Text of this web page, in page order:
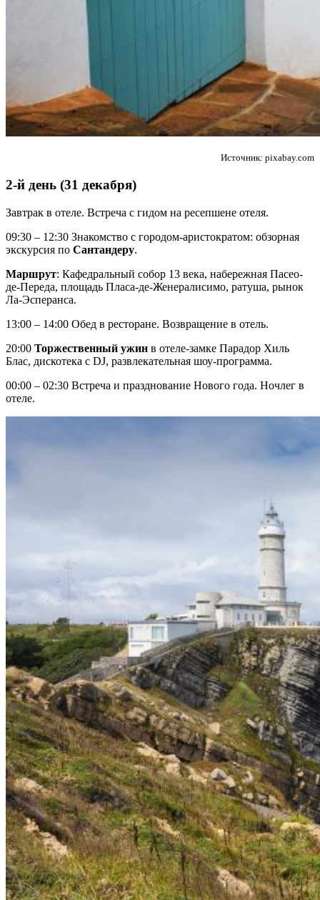
Источник: pixabay.com
2-й день (31 декабря)
Завтрак в отеле. Встреча с гидом на ресепшене отеля.
09:30 – 12:30 Знакомство с городом-аристократом: обзорная
экскурсия по Сантандеру.
Маршрут: Кафедральный собор 13 века, набережная Пасео-
де-Переда, площадь Пласа-де-Женералисимо, ратуша, рынок
Ла-Эсперанса.
13:00 – 14:00 Обед в ресторане. Возвращение в отель.
20:00 Торжественный ужин в отеле-замке Парадор Хиль
Блас, дискотека с DJ, развлекательная шоу-программа.
00:00 – 02:30 Встреча и празднование Нового года. Ночлег в
отеле.